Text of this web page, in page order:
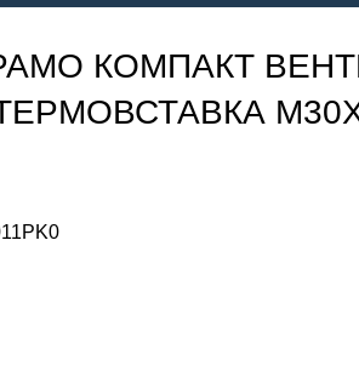
КОМПАКТ